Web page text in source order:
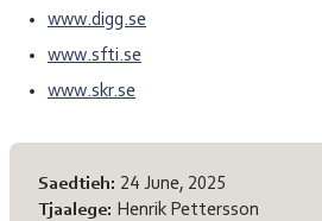
www.digg.se
www.sfti.se
www.skr.se
Sïjhtedh diehte
Saedtieh: 24 June, 2025
Tjaalege: Henrik Pettersson